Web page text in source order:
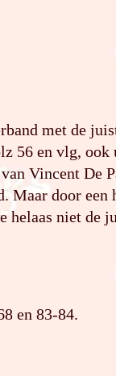
met de
56 en vlg,
Vincent De
Maar door een
helaas niet de
en 83-84.